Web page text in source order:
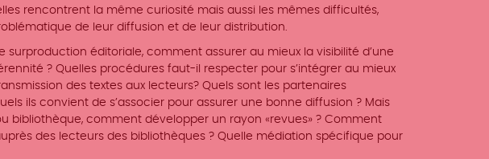
rencontrent la même curiosité mais aussi les mêmes difficultés,
de leur diffusion et de leur distribution.
surproduction éditoriale, comment assurer au mieux la visibilité d’une
? Quelles procédures faut-il respecter pour s’intégrer au mieux
des textes aux lecteurs? Quels sont les partenaires
ils convient de s’associer pour assurer une bonne diffusion ? Mais
bibliothèque, comment développer un rayon «revues» ? Comment
des lecteurs des bibliothèques ? Quelle médiation spécifique pour